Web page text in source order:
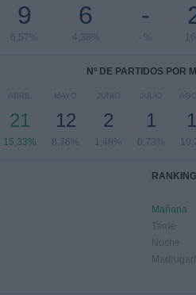
9
6,57%
6
4,38%
-
- %
Nº DE PARTIDOS POR
ABRIL
21
15,33%
MAYO
12
8,76%
JUNIO
2
1,46%
JULIO
1
0,73%
Mañana
Tarde
Noche